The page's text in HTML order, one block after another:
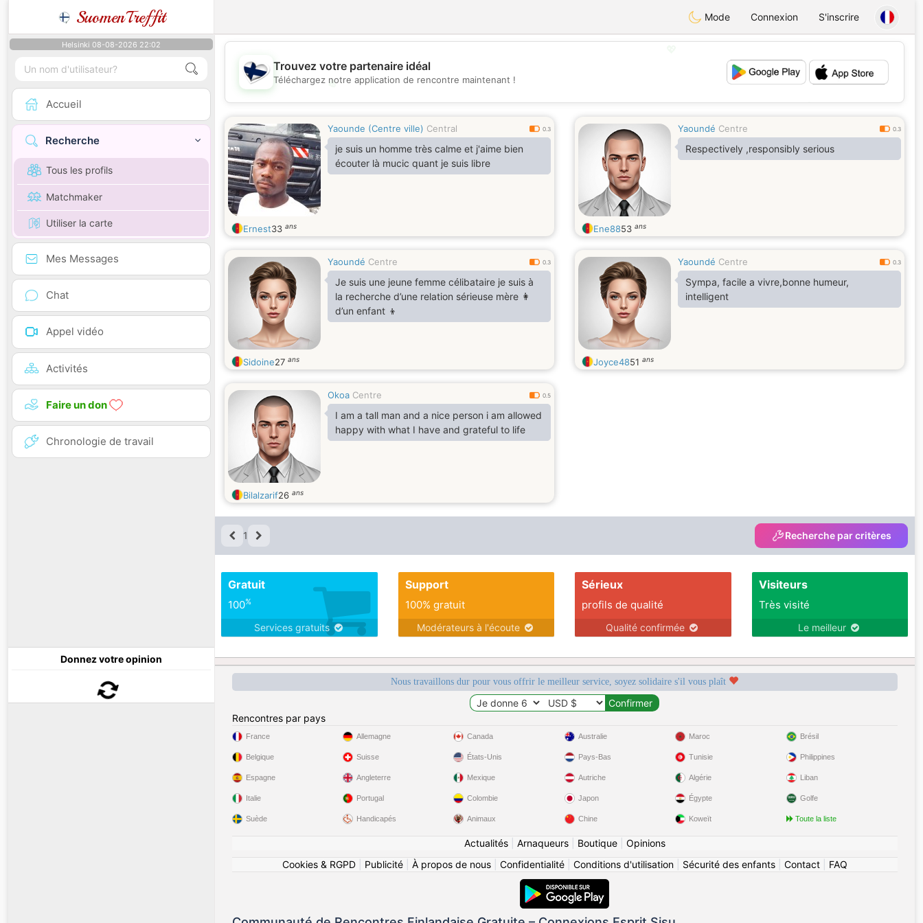
SuomenTreffit Mode Connexion S'inscrire
Helsinki 08-08-2026 22:02
Accueil
Recherche
Tous les profils
Matchmaker
Utiliser la carte
Mes Messages
Chat
Appel vidéo
Activités
Faire un don
Chronologie de travail
Donnez votre opinion
💖
💕
Trouvez votre partenaire idéal
Téléchargez notre application de rencontre maintenant !
Yaounde (Centre ville) Central 0.3
je suis un homme très calme et j'aime bien
écouter là mucic quant je suis libre
Ernest33 ans
Yaoundé Centre 0.3
Respectively ,responsibly serious
Ene8853 ans
Yaoundé Centre 0.3
Je suis une jeune femme célibataire je suis à
la recherche d’une relation sérieuse mère 👩
d’un enfant 👦
Sidoine27 ans
Yaoundé Centre 0.3
Sympa, facile a vivre,bonne humeur,
intelligent
Joyce4851 ans
Okoa Centre 0.5
I am a tall man and a nice person i am allowed
happy with what I have and grateful to life
Bilalzarif26 ans
1 Recherche par critères
Gratuit
100%
Services gratuits
Support
100% gratuit
Modérateurs à l'écoute
Sérieux
profils de qualité
Qualité confirmée
Visiteurs
Très visité
Le meilleur
Nous travaillons dur pour vous offrir le meilleur service, soyez solidaire s'il vous plaît
Rencontres par pays
France
Belgique
Espagne
Italie
Suède
Allemagne
Suisse
Angleterre
Portugal
Handicapés
Canada
États-Unis
Mexique
Colombie
Animaux
Australie
Pays-Bas
Autriche
Japon
Chine
Maroc
Tunisie
Algérie
Égypte
Koweït
Brésil
Philippines
Liban
Golfe
Toute la liste
Actualités| Arnaqueurs| Boutique| Opinions
Cookies & RGPD| Publicité| À propos de nous| Confidentialité| Conditions d'utilisation| Sécurité des enfants| Contact| FAQ